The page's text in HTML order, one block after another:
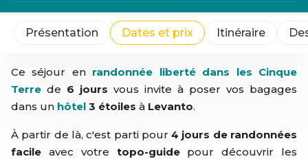
Présentation Dates et prix Itinéraire
Ce séjour en randonnée liberté dans les Cinque
Terre de 6 jours vous invite à poser vos bagages
dans un hôtel 3 étoiles à Levanto.
À partir de là, c'est parti pour4 jours de randonnées
facile avec votre topo-guidepour découvrir les